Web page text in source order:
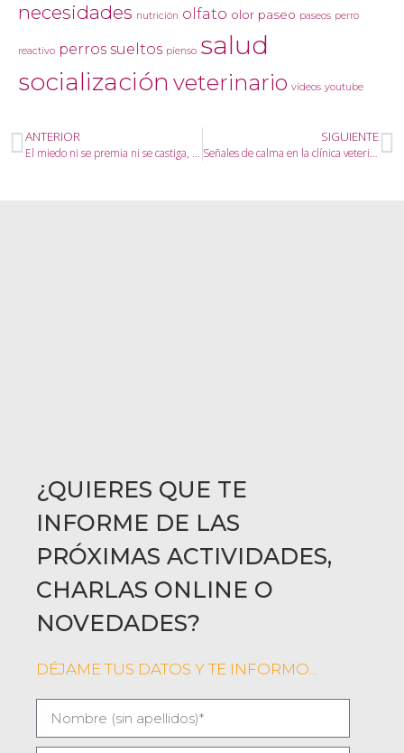
necesidades nutrición olfato olor paseo paseos perro
reactivo perros sueltos pienso salud
socialización veterinario vídeos youtube
ANTERIOR SIGUIENTE
¿QUIERES QUE TE
INFORME DE LAS
PRÓXIMAS ACTIVIDADES,
CHARLAS ONLINE O
NOVEDADES?
DÉJAME TUS DATOS Y TE INFORMO...